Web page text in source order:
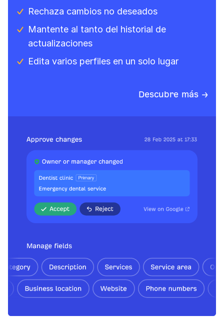
Rechaza cambios no deseados
Mantente al tanto del historial de
actualizaciones
Edita varios perfiles en un solo lugar
Descubre más →